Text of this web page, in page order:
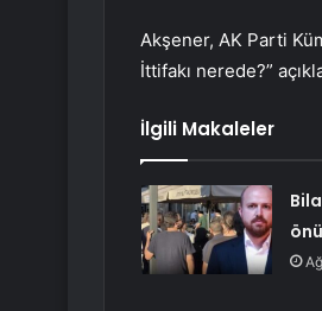
Akşener, AK Parti
İttifakı nerede?”
İlgili Makaleler